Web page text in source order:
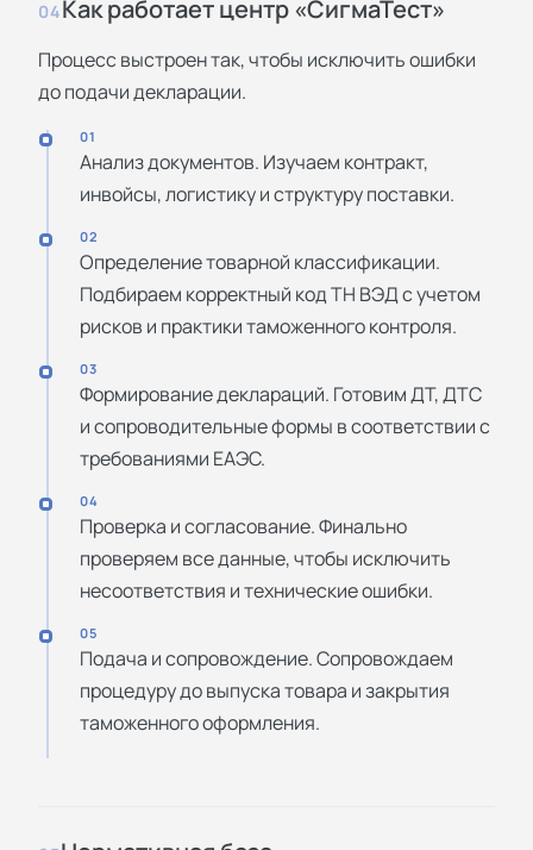
04Как работает центр «СигмаТест»
Процесс выстроен так, чтобы исключить ошибки
до подачи декларации.
01
Анализ документов. Изучаем контракт,
инвойсы, логистику и структуру поставки.
02
Определение товарной классификации.
Подбираем корректный код ТН ВЭД с учетом
рисков и практики таможенного контроля.
03
Формирование деклараций. Готовим ДТ, ДТС
и сопроводительные формы в соответствии с
требованиями ЕАЭС.
04
Проверка и согласование. Финально
проверяем все данные, чтобы исключить
несоответствия и технические ошибки.
05
Подача и сопровождение. Сопровождаем
процедуру до выпуска товара и закрытия
таможенного оформления.